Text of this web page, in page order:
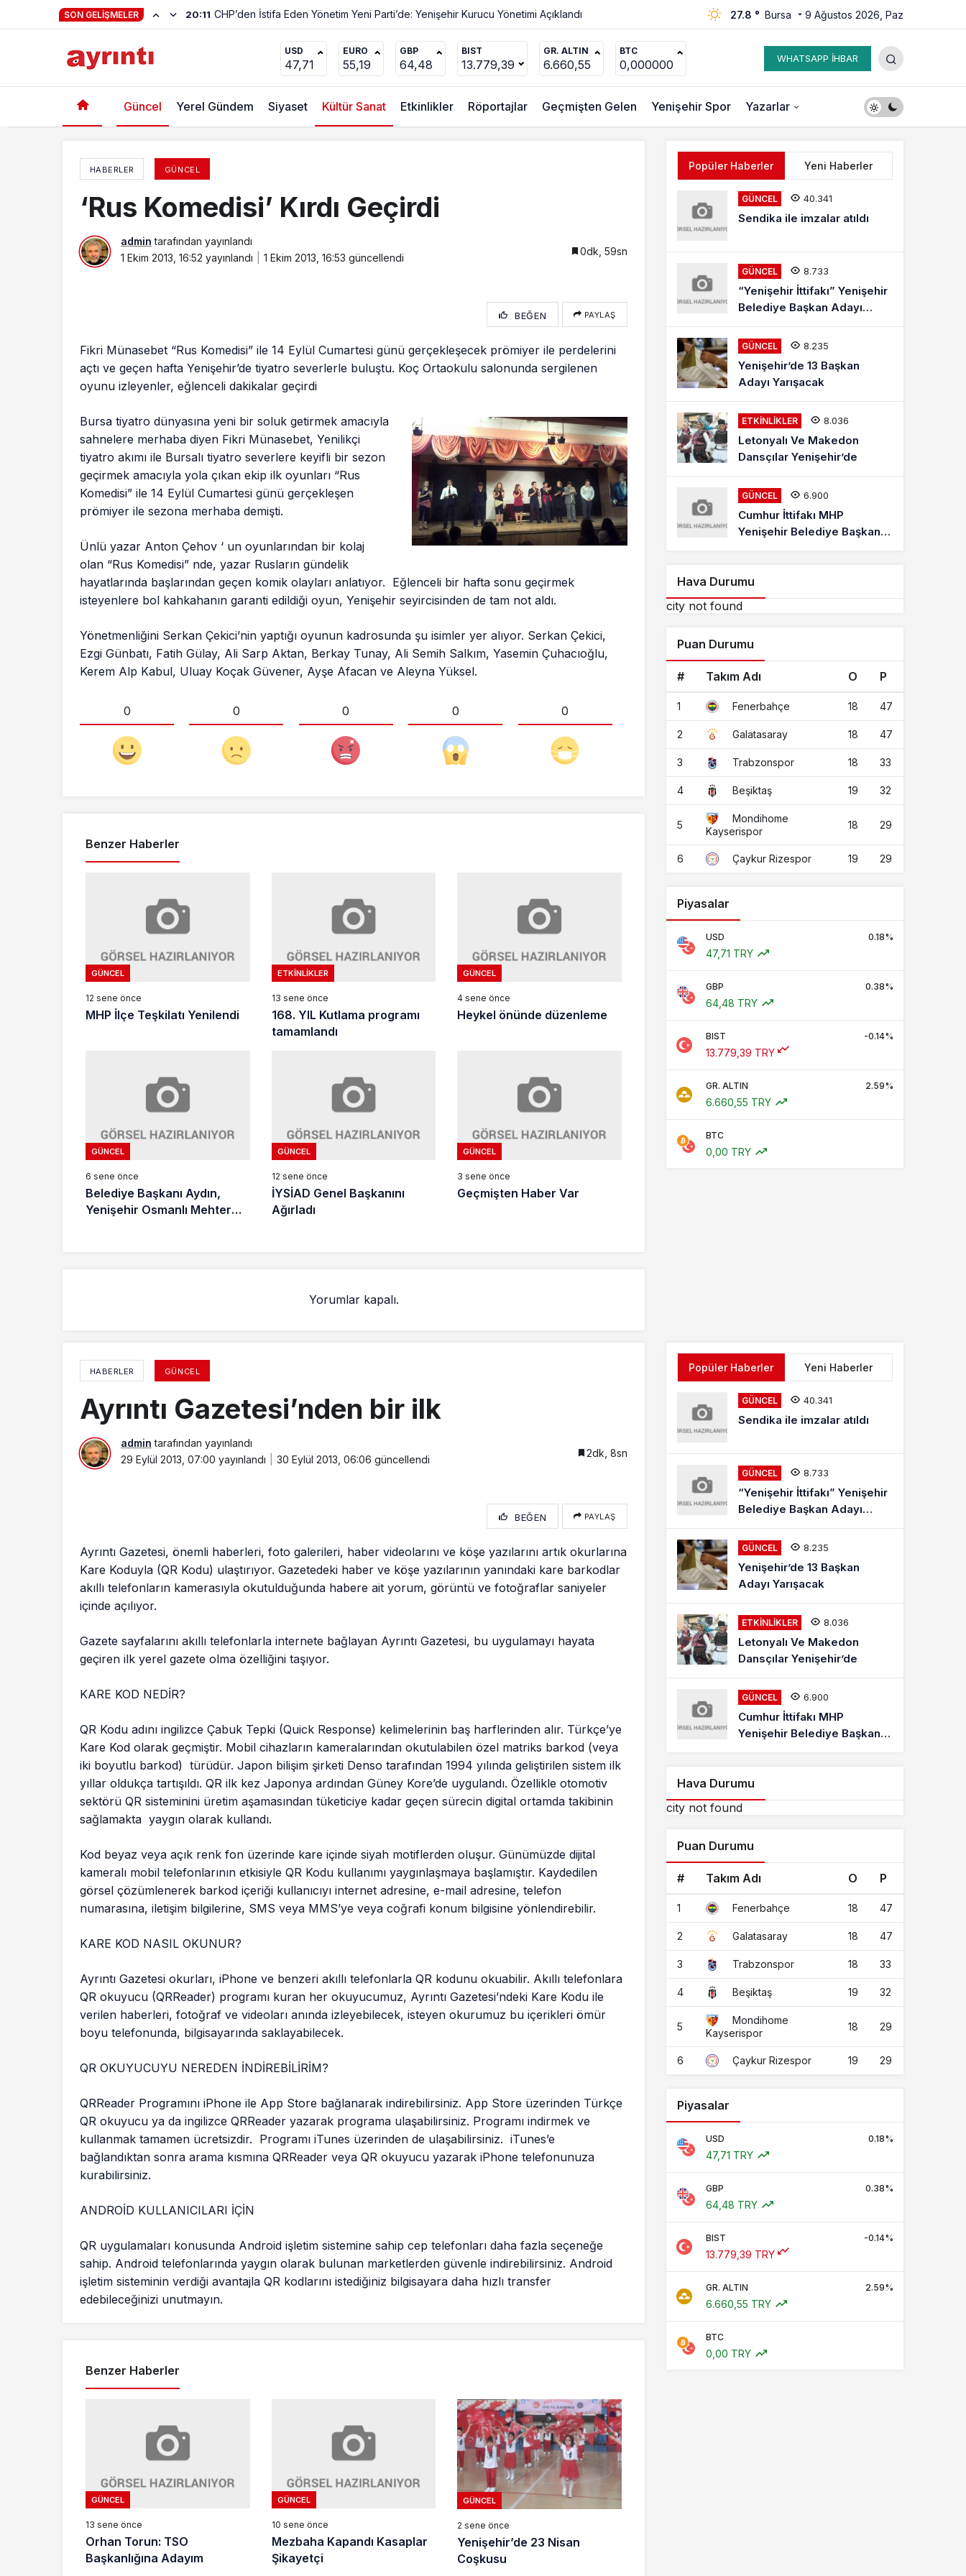
SON GELIŞMELER 27.8 ° Bursa 9 Ağustos 2026, Paz
USD
47,71
EURO
55,19
GBP
64,48
BIST
13.779,39
GR. ALTIN
6.660,55
BTC
0,000000 WHATSAPP İHBAR
Güncel Yerel Gündem Siyaset Kültür Sanat Etkinlikler Röportajlar Geçmişten Gelen Yenişehir Spor Yazarlar
HABERLER GÜNCEL
‘Rus Komedisi’ Kırdı Geçirdi
admin tarafından yayınlandı
1 Ekim 2013, 16:52 yayınlandı 1 Ekim 2013, 16:53 güncellendi
0dk, 59sn
BEĞEN PAYLAŞ
Fikri Münasebet “Rus Komedisi” ile 14 Eylül Cumartesi günü gerçekleşecek prömiyer ile perdelerini
açtı ve geçen hafta Yenişehir’de tiyatro severlerle buluştu. Koç Ortaokulu salonunda sergilenen
oyunu izleyenler, eğlenceli dakikalar geçirdi
Bursa tiyatro dünyasına yeni bir soluk getirmek amacıyla
sahnelere merhaba diyen Fikri Münasebet, Yenilikçi
tiyatro akımı ile Bursalı tiyatro severlere keyifli bir sezon
geçirmek amacıyla yola çıkan ekip ilk oyunları “Rus
Komedisi” ile 14 Eylül Cumartesi günü gerçekleşen
prömiyer ile sezona merhaba demişti.
Ünlü yazar Anton Çehov ‘ un oyunlarından bir kolaj
olan “Rus Komedisi” nde, yazar Rusların gündelik
hayatlarında başlarından geçen komik olayları anlatıyor. Eğlenceli bir hafta sonu geçirmek
isteyenlere bol kahkahanın garanti edildiği oyun, Yenişehir seyircisinden de tam not aldı.
Yönetmenliğini Serkan Çekici’nin yaptığı oyunun kadrosunda şu isimler yer alıyor. Serkan Çekici,
Ezgi Günbatı, Fatih Gülay, Ali Sarp Aktan, Berkay Tunay, Ali Semih Salkım, Yasemin Çuhacıoğlu,
Kerem Alp Kabul, Uluay Koçak Güvener, Ayşe Afacan ve Aleyna Yüksel.
0 0 0 0 0
Benzer Haberler
GÜNCEL
12 sene önce
MHP İlçe Teşkilatı Yenilendi
ETKINLIKLER
13 sene önce
168. YIL Kutlama programı
tamamlandı
GÜNCEL
4 sene önce
Heykel önünde düzenleme
GÜNCEL
6 sene önce
Belediye Başkanı Aydın,
Yenişehir Osmanlı Mehter
GÜNCEL
12 sene önce
İYSİAD Genel Başkanını
Ağırladı
GÜNCEL
3 sene önce
Geçmişten Haber Var
Yorumlar kapalı.
Popüler Haberler Yeni Haberler
GÜNCEL 40.341
Sendika ile imzalar atıldı
GÜNCEL 8.733
“Yenişehir İttifakı” Yenişehir
Belediye Başkan Adayı
Mehmet Kaya Röportajı
GÜNCEL 8.235
Yenişehir’de 13 Başkan
Adayı Yarışacak
ETKINLIKLER 8.036
Letonyalı Ve Makedon
Dansçılar Yenişehir’de
GÜNCEL 6.900
Cumhur İttifakı MHP
Yenişehir Belediye Başkan
Hava Durumu
city not found
Puan Durumu
# Takım Adı O P
1 Fenerbahçe 18 47
2 Galatasaray 18 47
3 Trabzonspor 18 33
4 Beşiktaş 19 32
5
Mondihome
Kayserispor
18 29
6 Çaykur Rizespor 19 29
Piyasalar
USD 0.18%
47,71 TRY
GBP 0.38%
64,48 TRY
BIST -0.14%
13.779,39 TRY
GR. ALTIN 2.59%
6.660,55 TRY
BTC
0,00 TRY
HABERLER GÜNCEL
Ayrıntı Gazetesi’nden bir ilk
admin tarafından yayınlandı
29 Eylül 2013, 07:00 yayınlandı 30 Eylül 2013, 06:06 güncellendi
2dk, 8sn
BEĞEN PAYLAŞ
Ayrıntı Gazetesi, önemli haberleri, foto galerileri, haber videolarını ve köşe yazılarını artık okurlarına
Kare Koduyla (QR Kodu) ulaştırıyor. Gazetedeki haber ve köşe yazılarının yanındaki kare barkodlar
akıllı telefonların kamerasıyla okutulduğunda habere ait yorum, görüntü ve fotoğraflar saniyeler
içinde açılıyor.
Gazete sayfalarını akıllı telefonlarla internete bağlayan Ayrıntı Gazetesi, bu uygulamayı hayata
geçiren ilk yerel gazete olma özelliğini taşıyor.
KARE KOD NEDİR?
QR Kodu adını ingilizce Çabuk Tepki (Quick Response) kelimelerinin baş harflerinden alır. Türkçe’ye
Kare Kod olarak geçmiştir. Mobil cihazların kameralarından okutulabilen özel matriks barkod (veya
iki boyutlu barkod) türüdür. Japon bilişim şirketi Denso tarafından 1994 yılında geliştirilen sistem ilk
yıllar oldukça tartışıldı. QR ilk kez Japonya ardından Güney Kore’de uygulandı. Özellikle otomotiv
sektörü QR sisteminini üretim aşamasından tüketiciye kadar geçen sürecin digital ortamda takibinin
sağlamakta yaygın olarak kullandı.
Kod beyaz veya açık renk fon üzerinde kare içinde siyah motiflerden oluşur. Günümüzde dijital
kameralı mobil telefonlarının etkisiyle QR Kodu kullanımı yaygınlaşmaya başlamıştır. Kaydedilen
görsel çözümlenerek barkod içeriği kullanıcıyı internet adresine, e-mail adresine, telefon
numarasına, iletişim bilgilerine, SMS veya MMS’ye veya coğrafi konum bilgisine yönlendirebilir.
KARE KOD NASIL OKUNUR?
Ayrıntı Gazetesi okurları, iPhone ve benzeri akıllı telefonlarla QR kodunu okuabilir. Akıllı telefonlara
QR okuyucu (QRReader) programı kuran her okuyucumuz, Ayrıntı Gazetesi’ndeki Kare Kodu ile
verilen haberleri, fotoğraf ve videoları anında izleyebilecek, isteyen okurumuz bu içerikleri ömür
boyu telefonunda, bilgisayarında saklayabilecek.
QR OKUYUCUYU NEREDEN İNDİREBİLİRİM?
QRReader Programını iPhone ile App Store bağlanarak indirebilirsiniz. App Store üzerinden Türkçe
QR okuyucu ya da ingilizce QRReader yazarak programa ulaşabilirsiniz. Programı indirmek ve
kullanmak tamamen ücretsizdir. Programı iTunes üzerinden de ulaşabilirsiniz. iTunes’e
bağlandıktan sonra arama kısmına QRReader veya QR okuyucu yazarak iPhone telefonunuza
kurabilirsiniz.
ANDROİD KULLANICILARI İÇİN
QR uygulamaları konusunda Android işletim sistemine sahip cep telefonları daha fazla seçeneğe
sahip. Android telefonlarında yaygın olarak bulunan marketlerden güvenle indirebilirsiniz. Android
işletim sisteminin verdiği avantajla QR kodlarını istediğiniz bilgisayara daha hızlı transfer
edebileceğinizi unutmayın.
Ayrıntı Gazetesi’nden bir ilk
Benzer Haberler
GÜNCEL
13 sene önce
Orhan Torun: TSO
Başkanlığına Adayım
GÜNCEL
10 sene önce
Mezbaha Kapandı Kasaplar
Şikayetçi
GÜNCEL
2 sene önce
Yenişehir’de 23 Nisan
Coşkusu
Popüler Haberler Yeni Haberler
GÜNCEL 40.341
Sendika ile imzalar atıldı
GÜNCEL 8.733
“Yenişehir İttifakı” Yenişehir
Belediye Başkan Adayı
Mehmet Kaya Röportajı
GÜNCEL 8.235
Yenişehir’de 13 Başkan
Adayı Yarışacak
ETKINLIKLER 8.036
Letonyalı Ve Makedon
Dansçılar Yenişehir’de
GÜNCEL 6.900
Cumhur İttifakı MHP
Yenişehir Belediye Başkan
Hava Durumu
city not found
Puan Durumu
# Takım Adı O P
1 Fenerbahçe 18 47
2 Galatasaray 18 47
3 Trabzonspor 18 33
4 Beşiktaş 19 32
5
Mondihome
Kayserispor
18 29
6 Çaykur Rizespor 19 29
Piyasalar
USD 0.18%
47,71 TRY
GBP 0.38%
64,48 TRY
BIST -0.14%
13.779,39 TRY
GR. ALTIN 2.59%
6.660,55 TRY
BTC
0,00 TRY